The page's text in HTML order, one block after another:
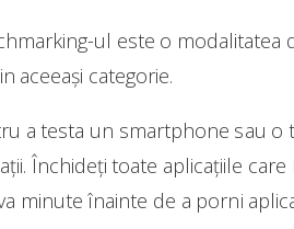
ul este o modalitatea
aceeași categorie.
a testa un smartphone sau o
Închideți toate aplicațiile
minute înainte de a porni